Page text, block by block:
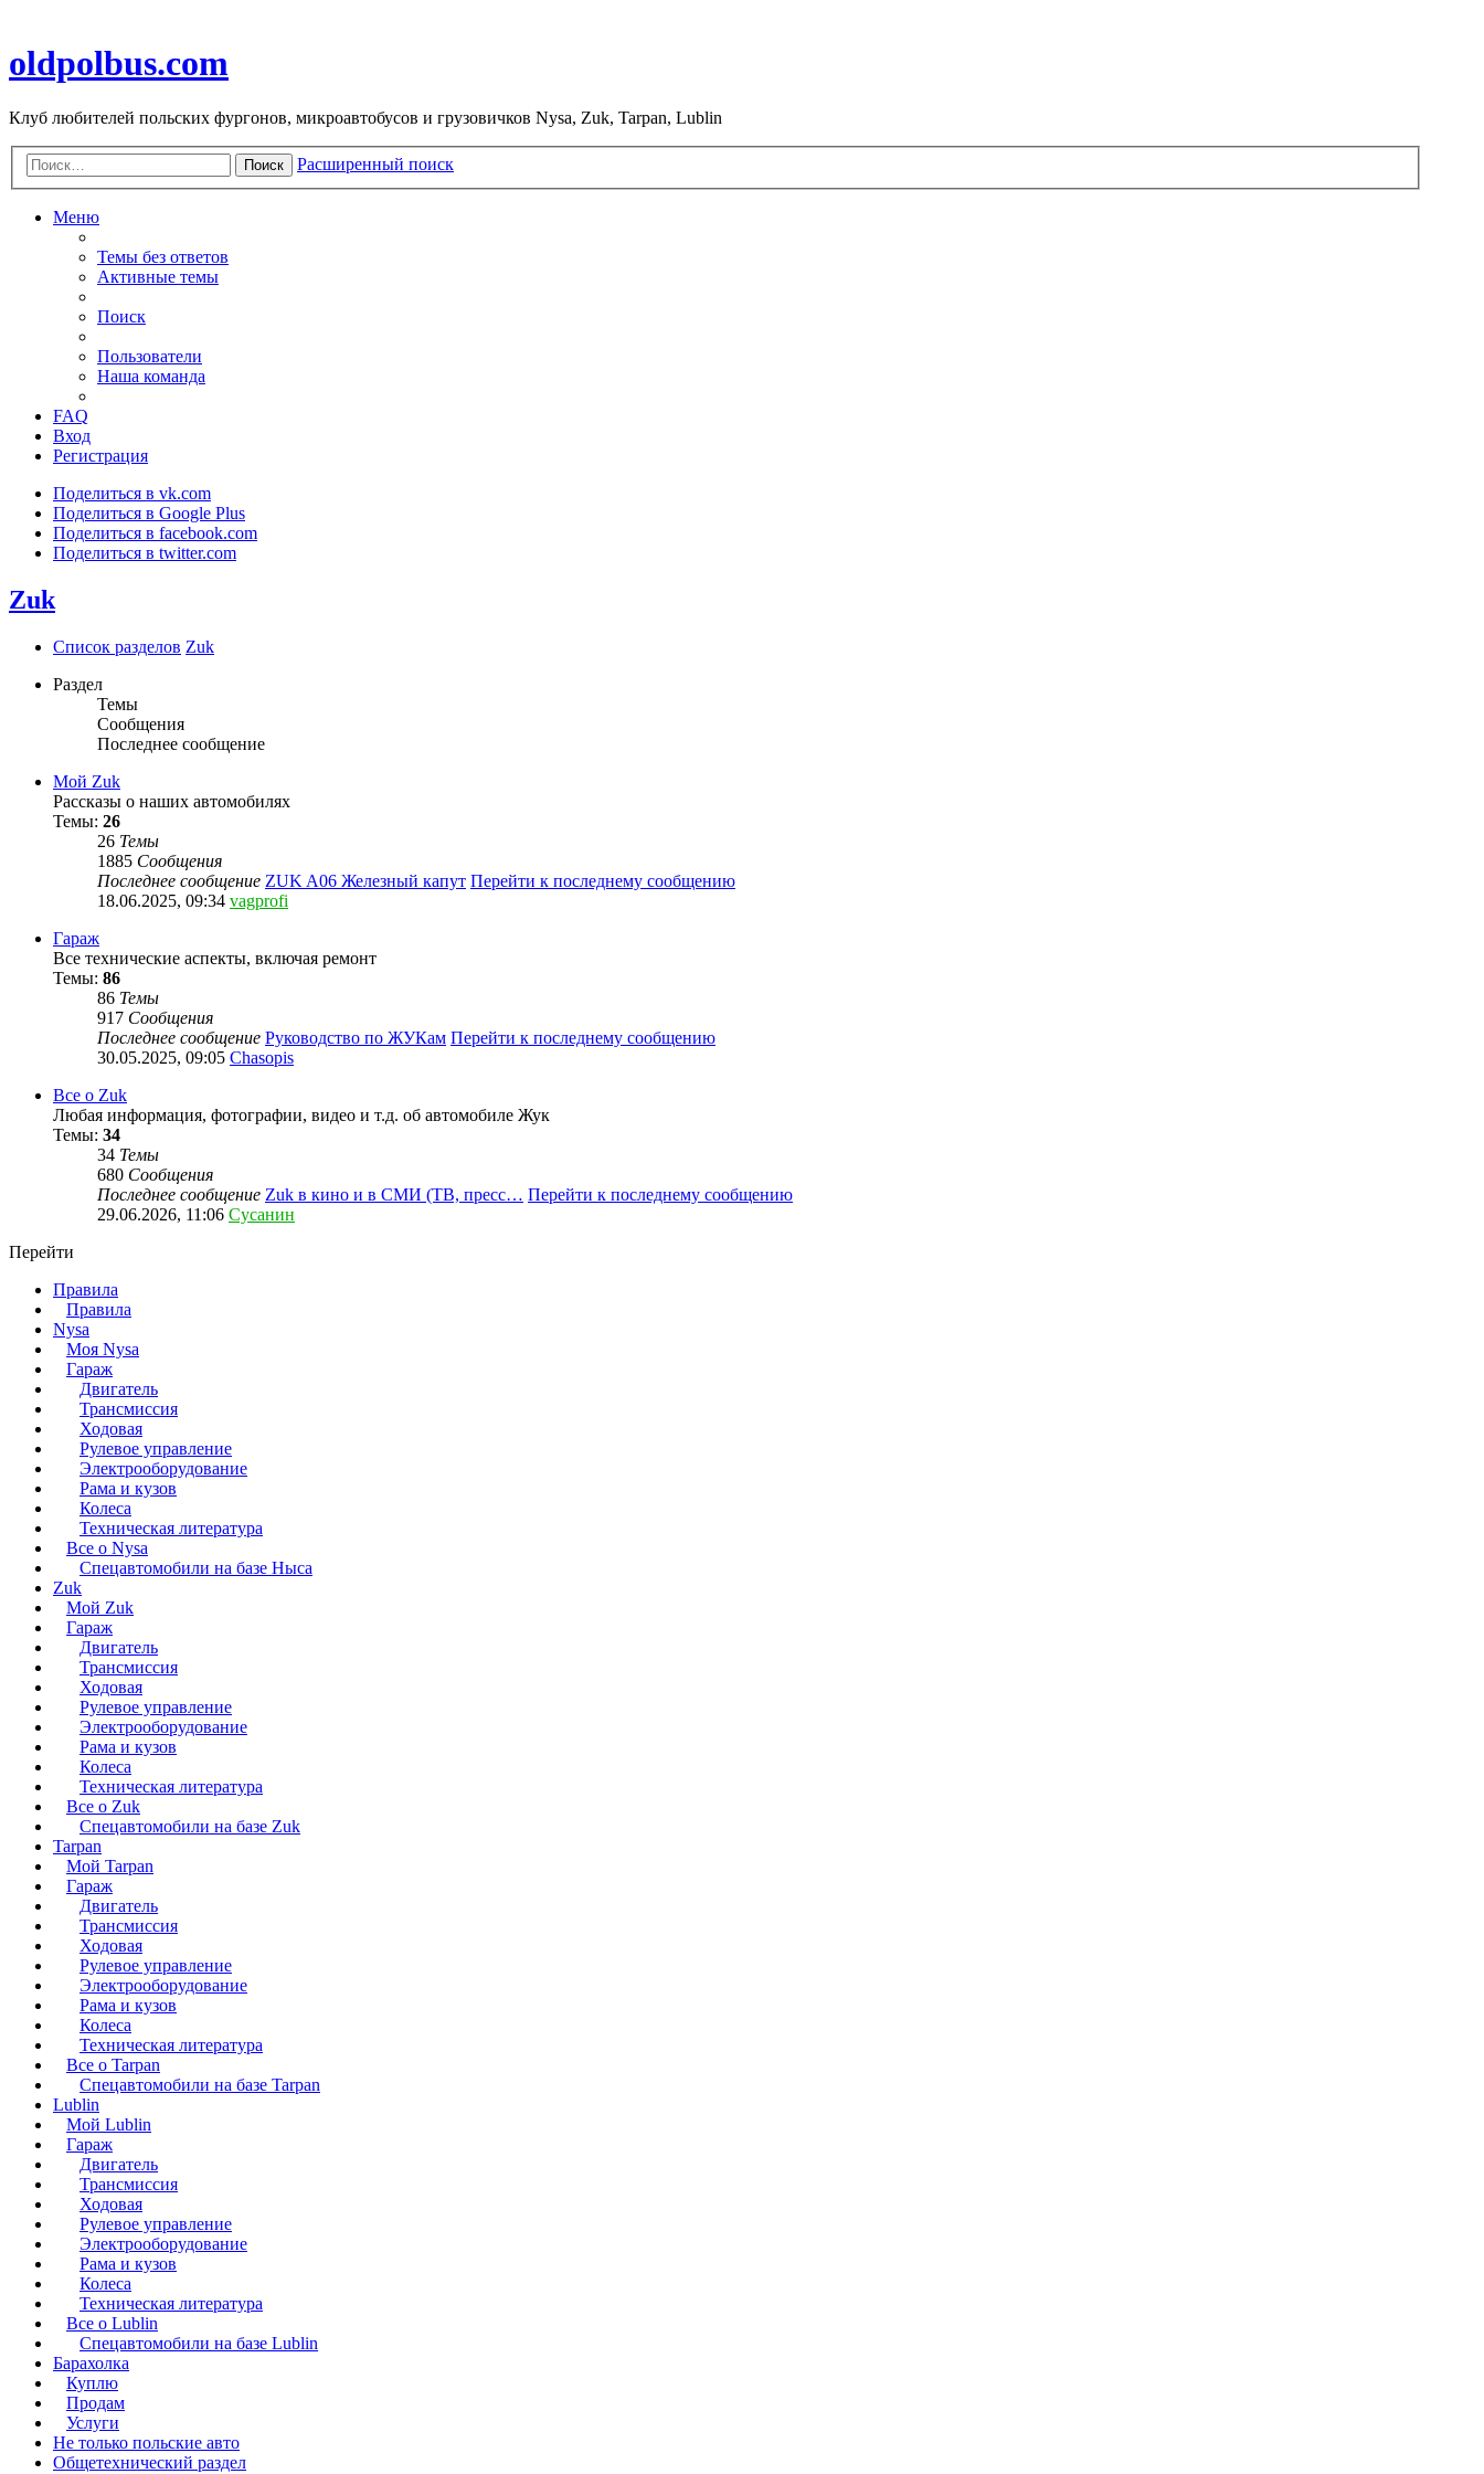
oldpolbus.com
Клуб любителей польских фургонов, микроавтобусов и грузовичков Nysa, Zuk, Tarpan, Lublin
Поиск Расширенный поиск
Меню
Темы без ответов
Активные темы
Поиск
Пользователи
Наша команда
FAQ
Вход
Регистрация
Поделиться в vk.com
Поделиться в Google Plus
Поделиться в facebook.com
Поделиться в twitter.com
Zuk
Список разделов Zuk
Раздел
Темы
Сообщения
Последнее сообщение
Мой Zuk
Рассказы о наших автомобилях
Темы: 26
26 Темы
1885 Сообщения
Последнее сообщение ZUK A06 Железный капут Перейти к последнему сообщению
18.06.2025, 09:34 vagprofi
Гараж
Все технические аспекты, включая ремонт
Темы: 86
86 Темы
917 Сообщения
Последнее сообщение Руководство по ЖУКам Перейти к последнему сообщению
30.05.2025, 09:05 Chasopis
Все о Zuk
Любая информация, фотографии, видео и т.д. об автомобиле Жук
Темы: 34
34 Темы
680 Сообщения
Последнее сообщение Zuk в кино и в СМИ (ТВ, пресс… Перейти к последнему сообщению
29.06.2026, 11:06 Сусанин
Перейти
Правила
Правила
Nysa
Моя Nysa
Гараж
Двигатель
Трансмиссия
Ходовая
Рулевое управление
Электрооборудование
Рама и кузов
Колеса
Техническая литература
Все о Nysa
Спецавтомобили на базе Ныса
Zuk
Мой Zuk
Гараж
Двигатель
Трансмиссия
Ходовая
Рулевое управление
Электрооборудование
Рама и кузов
Колеса
Техническая литература
Все о Zuk
Спецавтомобили на базе Zuk
Tarpan
Мой Tarpan
Гараж
Двигатель
Трансмиссия
Ходовая
Рулевое управление
Электрооборудование
Рама и кузов
Колеса
Техническая литература
Все о Tarpan
Спецавтомобили на базе Tarpan
Lublin
Мой Lublin
Гараж
Двигатель
Трансмиссия
Ходовая
Рулевое управление
Электрооборудование
Рама и кузов
Колеса
Техническая литература
Все о Lublin
Спецавтомобили на базе Lublin
Барахолка
Куплю
Продам
Услуги
Не только польские авто
Общетехнический раздел